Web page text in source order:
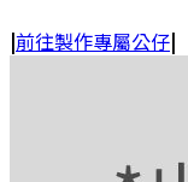
|前往製作專屬公仔|